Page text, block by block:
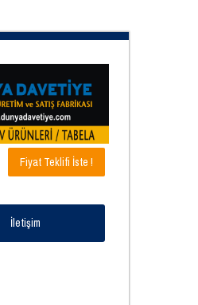
Fiyat Teklifi İste !
İletişim